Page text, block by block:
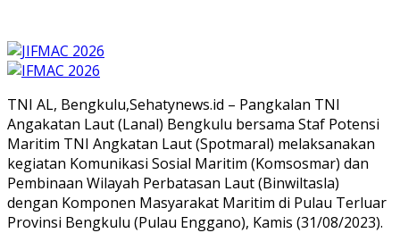
TNI AL, Bengkulu,Sehatynews.id – Pangkalan TNI
Angakatan Laut (Lanal) Bengkulu bersama Staf Potensi
Maritim TNI Angkatan Laut (Spotmaral) melaksanakan
kegiatan Komunikasi Sosial Maritim (Komsosmar) dan
Pembinaan Wilayah Perbatasan Laut (Binwiltasla)
dengan Komponen Masyarakat Maritim di Pulau Terluar
Provinsi Bengkulu (Pulau Enggano), Kamis (31/08/2023).